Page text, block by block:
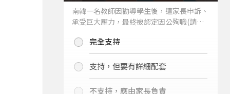
南韓一名教師因勸導學生後，遭家長申訴、
承受巨大壓力，最終被認定因公殉職(請見
你支持老師適度管教學生嗎？
完全支持
支持，但要有詳細配套
不支持，應由家長負責